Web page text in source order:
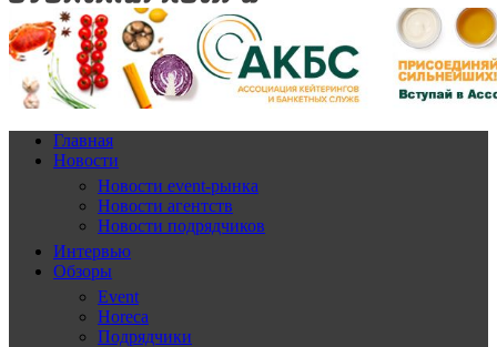
Главная
Новости
Новости event-рынка
Новости агентств
Новости подрядчиков
Интервью
Обзоры
Event
Horeca
Подрядчики